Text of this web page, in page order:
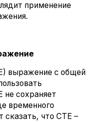
применение
выражение с общей
не сохраняет
временного
что CTE –